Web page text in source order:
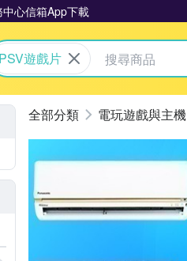
中心信箱App下載
拍賣
PSV遊戲片
電玩遊戲與主機